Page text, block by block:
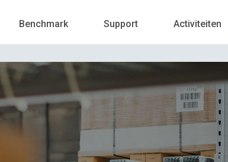
Benchmark Support Activiteiten